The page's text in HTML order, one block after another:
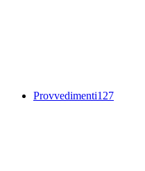
Provvedimenti127